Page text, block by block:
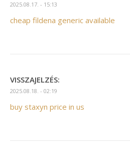
2025.08.17. - 15:13
cheap fildena generic available
VISSZAJELZÉS:
2025.08.18. - 02:19
buy staxyn price in us